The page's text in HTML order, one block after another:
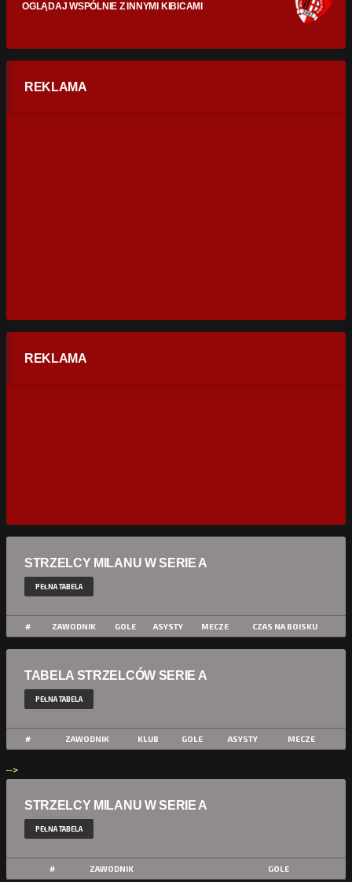
OGLĄDAJ WSPÓLNIE Z INNYMI KIBICAMI
REKLAMA
REKLAMA
STRZELCY MILANU W SERIE A
PEŁNA TABELA
# ZAWODNIK GOLE ASYSTY MECZE CZAS NA BOISKU
TABELA STRZELCÓW SERIE A
PEŁNA TABELA
# ZAWODNIK KLUB GOLE ASYSTY MECZE
-->
STRZELCY MILANU W SERIE A
PEŁNA TABELA
# ZAWODNIK GOLE